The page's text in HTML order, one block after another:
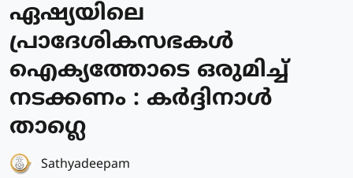
ഏഷ്യയിലെ
പ്രാദേശികസഭകള്‍
ഐക്യത്തോടെ ഒരുമിച്ച്
നടക്കണം : കര്‍ദ്ദിനാള്‍
താഗ്ലെ
Sathyadeepam